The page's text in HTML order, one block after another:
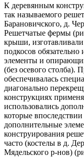
К деревянным
так называемого
Барановичского, д.
Решетчатые фермы
крыши,
подкосов
элементы и
(без осевого столба).
обеспечивалась
диагонально
конструкциях
использовались
которые
дополнительные
конструирования
часто (костелы в д.
Мядельского р-нов)